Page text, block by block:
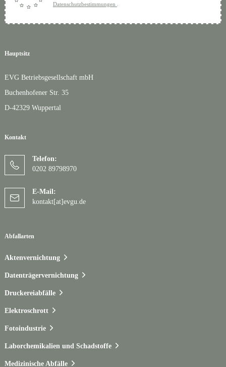
Hauptsitz
EVG Betriebsgesellschaft mbH
Buchenhofener Str. 35
D-42329 Wuppertal
Kontakt
Telefon:
0202 89798970
E-Mail:
kontakt[at]evgu.de
Abfallarten
Aktenvernichtung
Datenträgervernichtung
Druckereiabfälle
Elektroschrott
Fotoindustrie
Laborchemikalien und Schadstoffe
Medizinische Abfälle
Datenschutzbestimmungen